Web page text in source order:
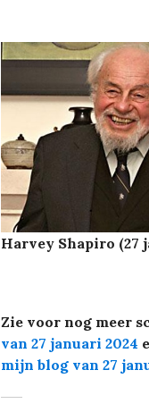
Harvey Shapiro (27
Zie voor nog meer
van 27 januari 2024
mijn blog van 27